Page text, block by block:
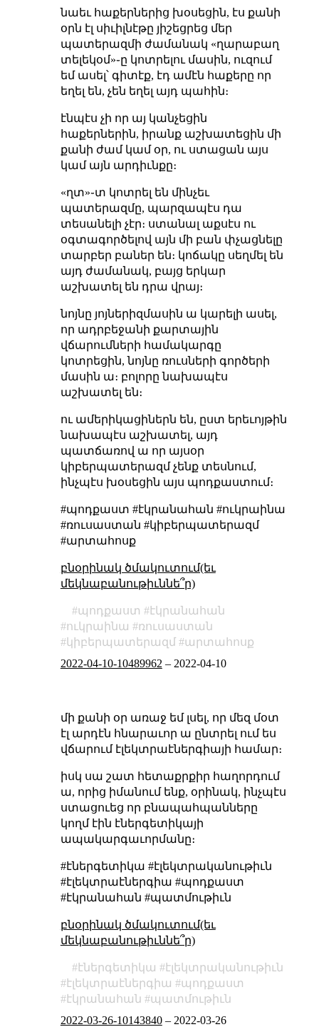
նաեւ հաքերներից խօսեցին, էս քանի
օրն էլ սիւիլնէթը յիշեցրեց մեր
պատերազմի ժամանակ «ղարաբաղ
տելեկօմ»֊ը կոտրելու մասին, ուզում
եմ ասել՝ գիտէք, էդ ամէն հաքերը որ
եղել են, չեն եղել այդ պահին։
էնպէս չի որ այ կանչեցին
հաքերներին, իրանք աշխատեցին մի
քանի ժամ կամ օր, ու ստացան այս
կամ այն արդիւնքը։
«ղտ»֊տ կոտրել են մինչեւ
պատերազմը, պարզապէս դա
տեսանելի չէր։ ստանալ աքսէս ու
օգտագործելով այն մի բան փչացնելը
տարբեր բաներ են։ կոճակը սեղմել են
այդ ժամանակ, բայց երկար
աշխատել են դրա վրայ։
նոյնը յոյներիզմասին ա կարելի ասել,
որ ադրբեջանի քարտային
վճարումների համակարգը
կոտրեցին, նոյնը ռուսների գործերի
մասին ա։ բոլորը նախապէս
աշխատել են։
ու ամերիկացիներն են, ըստ երեւոյթին
նախապէս աշխատել, այդ
պատճառով ա որ այսօր
կիբերպատերազմ չենք տեսնում,
ինչպէս խօսեցին այս պոդքաստում։
#պոդքաստ #էկրանահան #ուկրաինա
#ռուսաստան #կիբերպատերազմ
#արտահոսք
բնօրինակ ծմակուտում(եւ
մեկնաբանութիւննե՞ր)
պոդքաստ
էկրանահան
ուկրաինա
ռուսաստան
կիբերպատերազմ
արտահոսք
2022-04-10-10489962 – 2022-04-10
մի քանի օր առաջ եմ լսել, որ մեզ մօտ
էլ արդէն հնարաւոր ա ընտրել ում ես
վճարում էլեկտրաէներգիայի համար։
իսկ սա շատ հետաքրքիր հաղորդում
ա, որից իմանում ենք, օրինակ, ինչպէս
ստացուեց որ բնապահպանները
կողմ էին էներգետիկայի
ապակարգաւորմանը։
#էներգետիկա #էլեկտրականութիւն
#էլեկտրաէներգիա #պոդքաստ
#էկրանահան #պատմութիւն
բնօրինակ ծմակուտում(եւ
մեկնաբանութիւննե՞ր)
էներգետիկա
էլեկտրականութիւն
էլեկտրաէներգիա
պոդքաստ
էկրանահան
պատմութիւն
2022-03-26-10143840– 2022-03-26